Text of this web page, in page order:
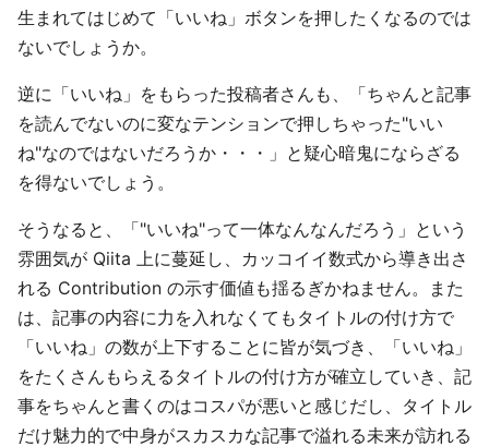
生まれてはじめて「いいね」ボタンを押したくなるのでは
ないでしょうか。
逆に「いいね」をもらった投稿者さんも、「ちゃんと記事
を読んでないのに変なテンションで押しちゃった"いい
ね"なのではないだろうか・・・」と疑心暗鬼にならざる
を得ないでしょう。
そうなると、「"いいね"って一体なんなんだろう」という
雰囲気が Qiita 上に蔓延し、カッコイイ数式から導き出さ
れる Contribution の示す価値も揺るぎかねません。また
は、記事の内容に力を入れなくてもタイトルの付け方で
「いいね」の数が上下することに皆が気づき、「いいね」
をたくさんもらえるタイトルの付け方が確立していき、記
事をちゃんと書くのはコスパが悪いと感じだし、タイトル
だけ魅力的で中身がスカスカな記事で溢れる未来が訪れる